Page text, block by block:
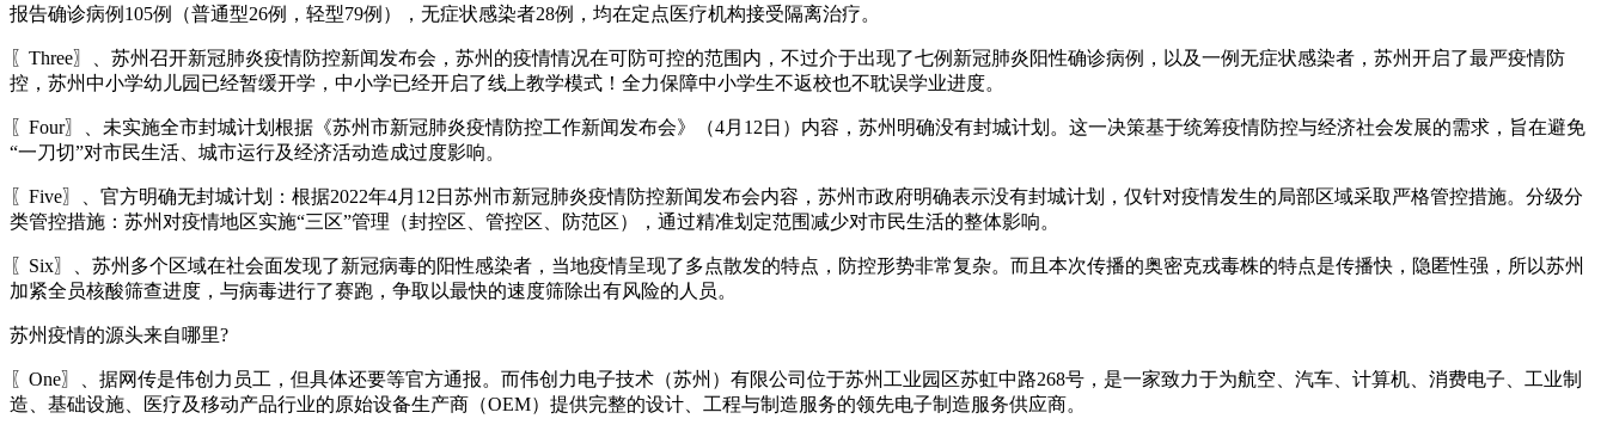
报告确诊病例105例（普通型26例，轻型79例），无症状感染者28例，均在定点医疗机构接受隔离治疗。
〖Three〗、苏州召开新冠肺炎疫情防控新闻发布会，苏州的疫情情况在可防可控的范围内，不过介于出现了七例新冠肺炎阳性确诊病例，以及一例无症状感染者，苏州开启了最严疫情防
控，苏州中小学幼儿园已经暂缓开学，中小学已经开启了线上教学模式！全力保障中小学生不返校也不耽误学业进度。
〖Four〗、未实施全市封城计划根据《苏州市新冠肺炎疫情防控工作新闻发布会》（4月12日）内容，苏州明确没有封城计划。这一决策基于统筹疫情防控与经济社会发展的需求，旨在避免
“一刀切”对市民生活、城市运行及经济活动造成过度影响。
〖Five〗、官方明确无封城计划：根据2022年4月12日苏州市新冠肺炎疫情防控新闻发布会内容，苏州市政府明确表示没有封城计划，仅针对疫情发生的局部区域采取严格管控措施。分级分
类管控措施：苏州对疫情地区实施“三区”管理（封控区、管控区、防范区），通过精准划定范围减少对市民生活的整体影响。
〖Six〗、苏州多个区域在社会面发现了新冠病毒的阳性感染者，当地疫情呈现了多点散发的特点，防控形势非常复杂。而且本次传播的奥密克戎毒株的特点是传播快，隐匿性强，所以苏州
加紧全员核酸筛查进度，与病毒进行了赛跑，争取以最快的速度筛除出有风险的人员。
苏州疫情的源头来自哪里?
〖One〗、据网传是伟创力员工，但具体还要等官方通报。而伟创力电子技术（苏州）有限公司位于苏州工业园区苏虹中路268号，是一家致力于为航空、汽车、计算机、消费电子、工业制
造、基础设施、医疗及移动产品行业的原始设备生产商（OEM）提供完整的设计、工程与制造服务的领先电子制造服务供应商。